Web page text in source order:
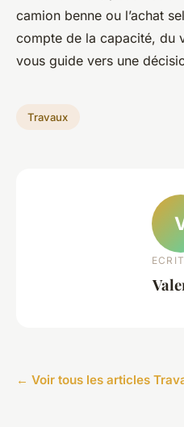
camion benne ou l’achat
compte de la capacité, du
vous guide vers une
Travaux
← Voir tous les articles